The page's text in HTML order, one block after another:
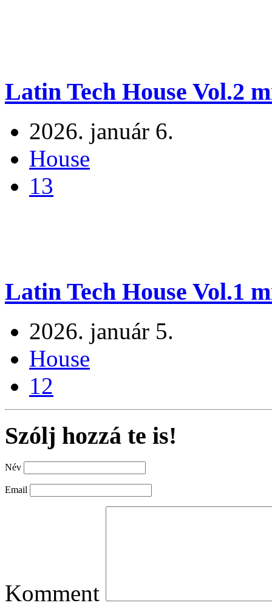
Latin Tech House Vol.2
2026. január 6.
House
13
Latin Tech House Vol.1
2026. január 5.
House
12
Szólj hozzá te is!
Név
Email
Komment